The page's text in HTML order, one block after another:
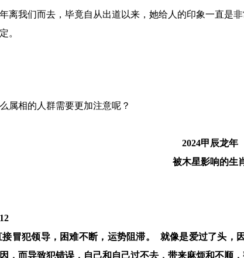
离我们而去，毕竟自从出道以来，她给人的印象一直
。
么属相的人群需要更加注意呢？
2024甲辰龙年
被木星影响的生
冒犯领导，困难不断，运势阻滞。 就像是爱过了头，
，而导致犯错误，自己和自己过不去，带来麻烦和不顺